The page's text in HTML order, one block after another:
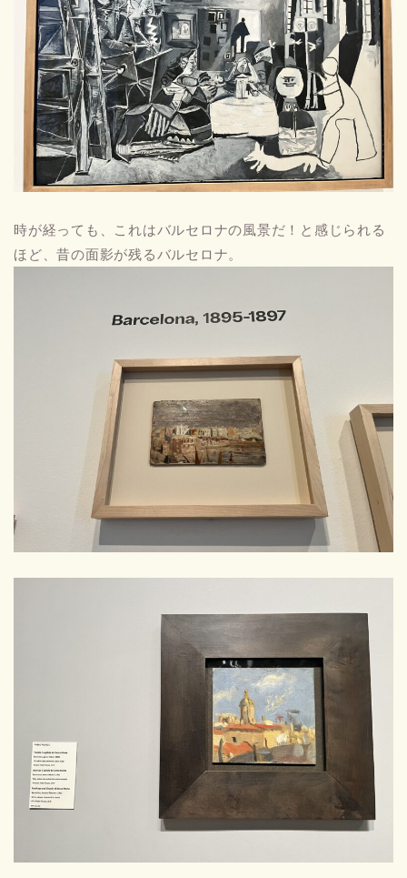
時が経っても、これはバルセロナの風景だ！と感じられる
ほど、昔の面影が残るバルセロナ。